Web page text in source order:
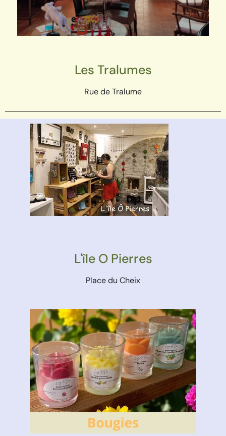
Les Tralumes
Rue de Tralume
L'île O Pierres
Place du Cheix